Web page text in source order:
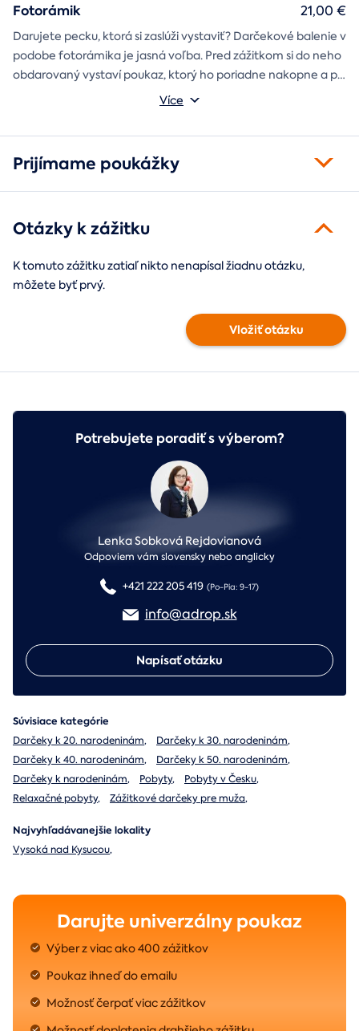
Fotorámik
Darujete pecku, ktorá si zaslúži vystaviť? Darčekové balenie v
podobe fotorámika je jasná voľba. Pred zážitkom si do neho
obdarovaný vystaví poukaz, ktorý ho poriadne nakopne a po
absolvovaní tam poputuje fotka zo zážitku, ktorá pri každom
Môžete vybrať z motívov balónový, tunelový a univerzálny
Více
21,00 €
Prijímame poukážky
Otázky k zážitku
K tomuto zážitku zatiaľ nikto nenapísal žiadnu otázku,
môžete byť prvý.
Vložiť otázku
Potrebujete poradiť s výberom?
Lenka Sobková Rejdovianová
Odpoviem vám slovensky nebo anglicky
+421 222 205 419 (Po-Pia: 9-17)
info@adrop.sk
Napísať otázku
Súvisiace kategórie
Darčeky k 20. narodeninám, Darčeky k 30. narodeninám,
Darčeky k 40. narodeninám, Darčeky k 50. narodeninám,
Darčeky k narodeninám, Pobyty, Pobyty v Česku,
Relaxačné pobyty, Zážitkové darčeky pre muža,
Najvyhľadávanejšie lokality
Vysoká nad Kysucou,
Darujte univerzálny poukaz
Výber z viac ako 400 zážitkov
Poukaz ihneď do emailu
Možnosť čerpať viac zážitkov